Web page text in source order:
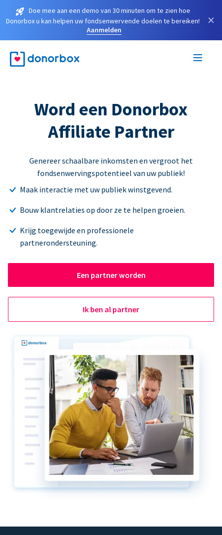
Doe mee aan een demo van 30 minuten om te zien hoe
Donorbox u kan helpen uw fondsenwervende doelen te bereiken!
Aanmelden
×
Word een Donorbox
Affiliate Partner
Genereer schaalbare inkomsten en vergroot het
fondsenwervingspotentieel van uw publiek!
Maak interactie met uw publiek winstgevend.
Bouw klantrelaties op door ze te helpen groeien.
Krijg toegewijde en professionele
partnerondersteuning.
Een partner worden
Ik ben al partner